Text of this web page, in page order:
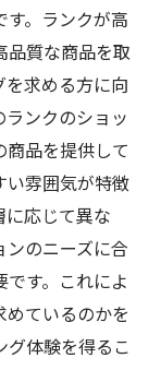
す。ランクが高
品質な商品を取
を求める方に向
ンクのショッ
品を提供して
い雰囲気が特徴
応じて異な
ンのニーズに合
す。これによ
めているのかを
グ体験を得るこ